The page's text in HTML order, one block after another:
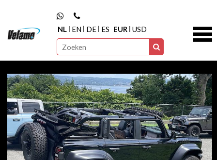
NL EN DE ES EUR USD